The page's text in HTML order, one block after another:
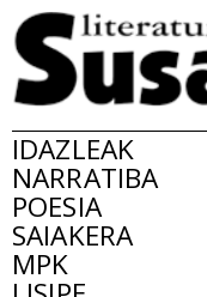
IDAZLEAK
NARRATIBA
POESIA
SAIAKERA
MPK